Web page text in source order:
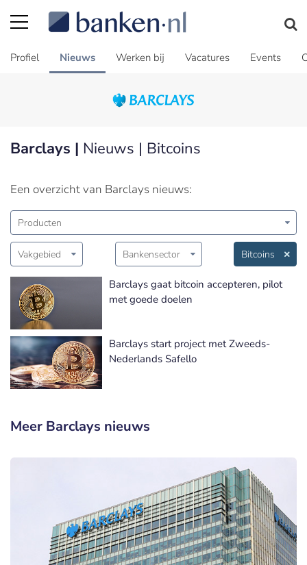
Profiel Nieuws Werken bij Vacatures Events
Barclays | Nieuws | Bitcoins
Een overzicht van Barclays nieuws:
Producten
Vakgebied Bankensector Bitcoins
Barclays gaat bitcoin accepteren, pilot
met goede doelen
Barclays start project met Zweeds-
Nederlands Safello
Meer Barclays nieuws